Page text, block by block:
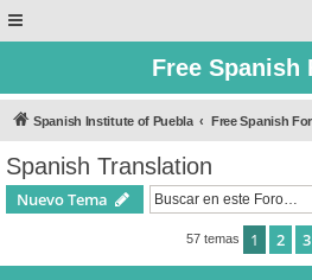
Free Spanish
Spanish Institute of Puebla Free Spanish
Spanish Translation
Nuevo Tema
57 temas 1 2 3